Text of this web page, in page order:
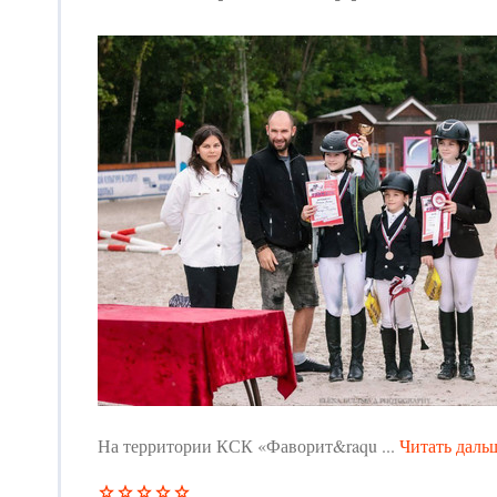
На территории КСК «Фаворит&raqu ... Читать